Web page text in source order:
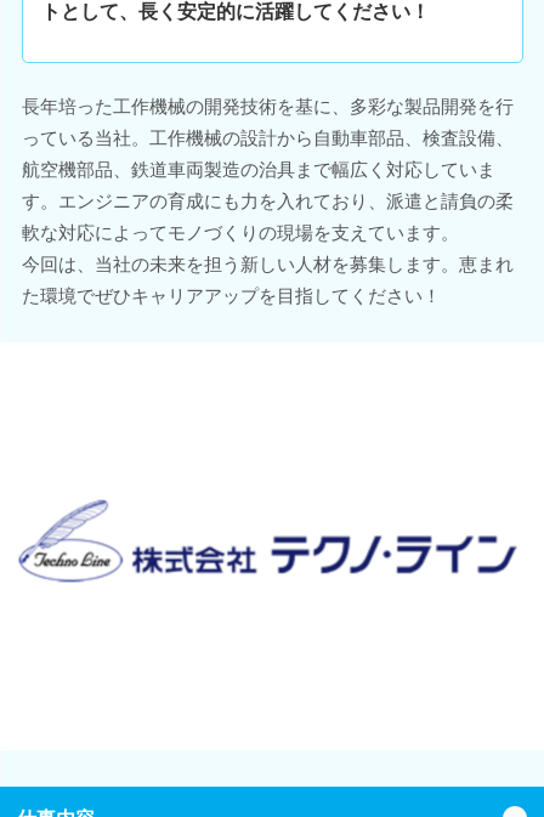
トとして、長く安定的に活躍してください！
長年培った工作機械の開発技術を基に、多彩な製品開発を行
っている当社。工作機械の設計から自動車部品、検査設備、
航空機部品、鉄道車両製造の治具まで幅広く対応していま
す。エンジニアの育成にも力を入れており、派遣と請負の柔
軟な対応によってモノづくりの現場を支えています。
今回は、当社の未来を担う新しい人材を募集します。恵まれ
た環境でぜひキャリアアップを目指してください！